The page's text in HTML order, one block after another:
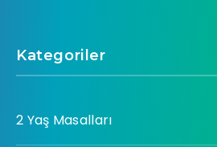
Kategoriler
2 Yaş Masalları